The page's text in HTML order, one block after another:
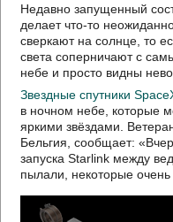
Недавно запущенный
делает что-то
сверкают на солнце, то
света соперничают с
небе и просто видны
Звездные спутники
в ночном небе, которые
яркими звёздами.
Бельгия, сообщает:
запуска Starlink между
пылали, некоторые очень